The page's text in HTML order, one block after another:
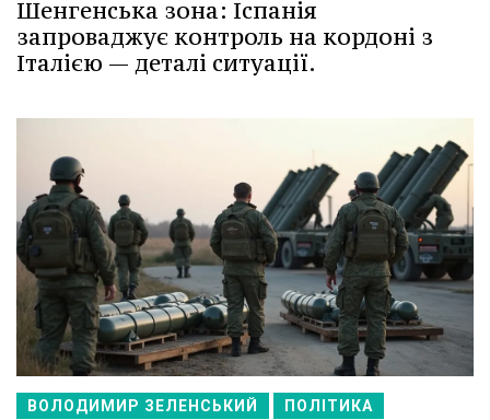
Шенгенська зона: Іспанія
запроваджує контроль на кордоні з
Італією — деталі ситуації.
ВОЛОДИМИР ЗЕЛЕНСЬКИЙ ПОЛІТИКА